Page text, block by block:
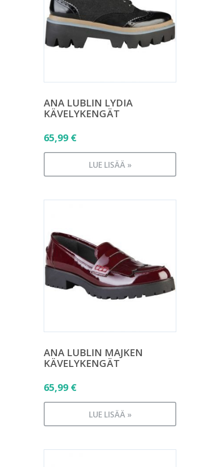
ANA LUBLIN LYDIA
KÄVELYKENGÄT
65,99 €
LUE LISÄÄ »
ANA LUBLIN MAJKEN
KÄVELYKENGÄT
65,99 €
LUE LISÄÄ »